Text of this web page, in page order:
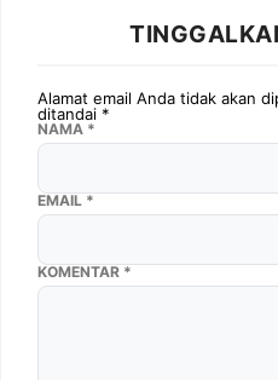
Alamat email Anda tidak akan
ditandai *
KOMENTAR *
NAMA *
EMAIL *